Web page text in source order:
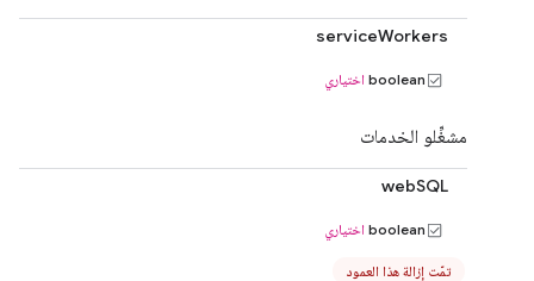
serviceWorkers
boolean اختياري
مشغِّلو الخدمات
webSQL
boolean اختياري
تمّت إزالة هذا العمود